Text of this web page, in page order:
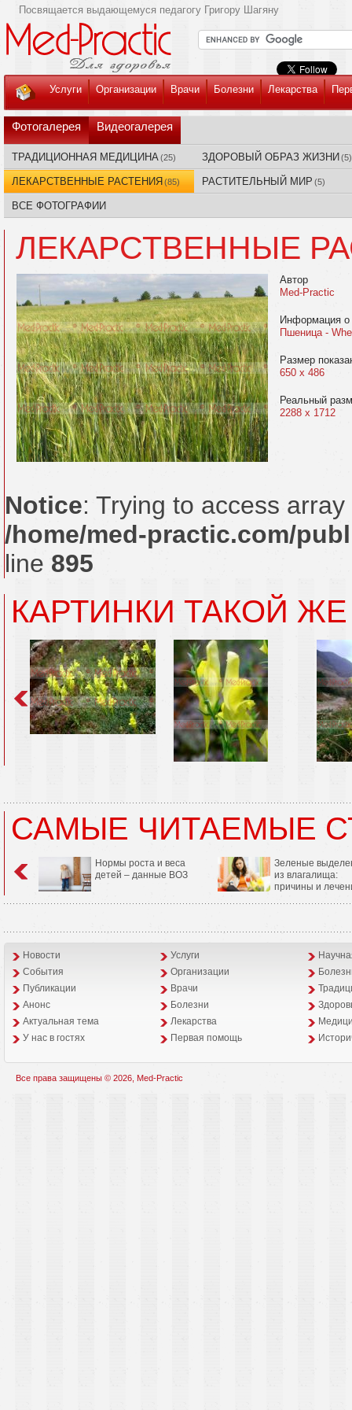
Посвящается выдающемуся педагогу Григору Шагяну
Услуги Организации Врачи Болезни Лекарства
Фотогалерея Видеогалерея
ТРАДИЦИОННАЯ МЕДИЦИНА(25) ЗДОРОВЫЙ ОБРАЗ ЖИЗНИ (5)
ЛЕКАРСТВЕННЫЕ РАСТЕНИЯ (85) РАСТИТЕЛЬНЫЙ МИР (5)
ВСЕ ФОТОГРАФИИ
ЛЕКАРСТВЕННЫЕ
Автор
Med-Practic
Информация
Пшеница -
Размер
650 x 486
Реальный
2288 x 1712
Notice: Trying to access
/home/med-practic.com/
line 895
КАРТИНКИ ТАКОЙ
САМЫЕ ЧИТАЕМЫЕ
Нормы роста и веса
детей – данные ВОЗ
Зеленые
из влагалища:
причины и
Новости Услуги
События
Организации
Публикации
Врачи
Анонс
Болезни
Aктуальная тема
Лекарства
У нас в гостях
Первая помощь
Все права защищены © 2026, Med-Practic